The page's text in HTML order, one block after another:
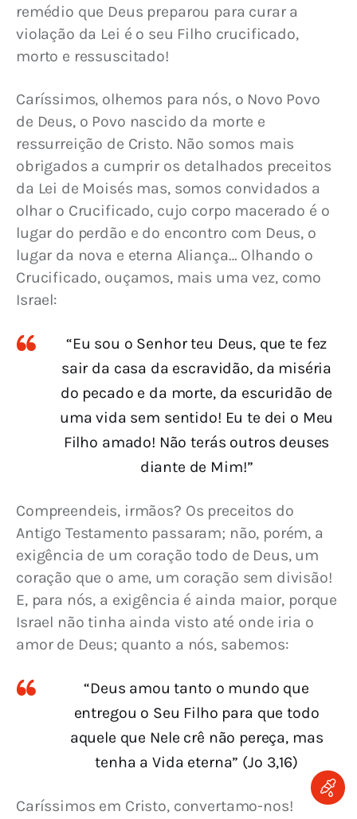
remédio que Deus preparou para curar a
violação da Lei é o seu Filho crucificado,
morto e ressuscitado!
Caríssimos, olhemos para nós, o Novo Povo
de Deus, o Povo nascido da morte e
ressurreição de Cristo. Não somos mais
obrigados a cumprir os detalhados preceitos
da Lei de Moisés mas, somos convidados a
olhar o Crucificado, cujo corpo macerado é o
lugar do perdão e do encontro com Deus, o
lugar da nova e eterna Aliança… Olhando o
Crucificado, ouçamos, mais uma vez, como
Israel:
“Eu sou o Senhor teu Deus, que te fez
sair da casa da escravidão, da miséria
do pecado e da morte, da escuridão de
uma vida sem sentido! Eu te dei o Meu
Filho amado! Não terás outros deuses
diante de Mim!”
Compreendeis, irmãos? Os preceitos do
Antigo Testamento passaram; não, porém, a
exigência de um coração todo de Deus, um
coração que o ame, um coração sem divisão!
E, para nós, a exigência é ainda maior, porque
Israel não tinha ainda visto até onde iria o
amor de Deus; quanto a nós, sabemos:
“Deus amou tanto o mundo que
entregou o Seu Filho para que todo
aquele que Nele crê não pereça, mas
tenha a Vida eterna” (Jo 3,16)
Caríssimos em Cristo, convertamo-nos!